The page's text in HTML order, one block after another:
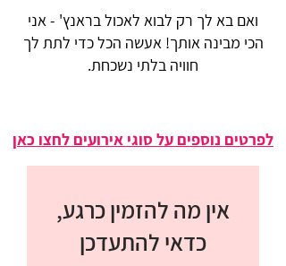
ואם בא לך רק לבוא לאכול בראנץ' - אני
הכי מבינה אותך! אעשה הכל כדי לתת לך
חוויה בלתי נשכחת.
אין מה להזמין כרגע,
כדאי להתעדכן
לפרטים נוספים על סוגי אירועים לחצו כאן